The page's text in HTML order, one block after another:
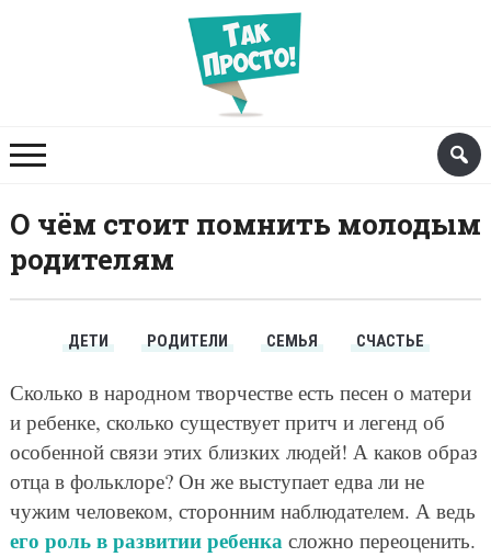
О чём стоит помнить молодым
родителям
ДЕТИ РОДИТЕЛИ СЕМЬЯ СЧАСТЬЕ
Сколько в народном творчестве есть песен о матери
и ребенке, сколько существует притч и легенд об
особенной связи этих близких людей! А каков образ
отца в фольклоре? Он же выступает едва ли не
чужим человеком, сторонним наблюдателем. А ведь
его роль в развитии ребенкасложно переоценить.